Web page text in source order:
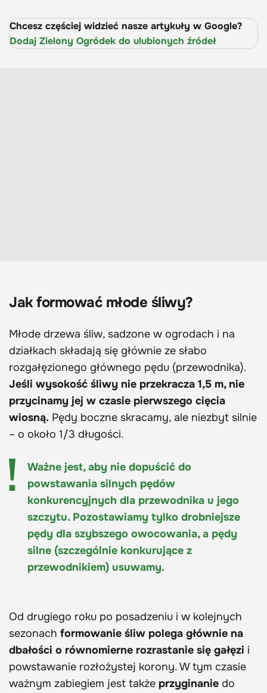
Chcesz częściej widzieć nasze artykuły w Google?
Dodaj Zielony Ogródek do ulubionych źródeł
Jak formować młode śliwy?
Młode drzewa śliw, sadzone w ogrodach i na
działkach składają się głównie ze słabo
rozgałęzionego głównego pędu (przewodnika).
Jeśli wysokość śliwy nie przekracza 1,5 m, nie
przycinamy jej w czasie pierwszego cięcia
wiosną. Pędy boczne skracamy, ale niezbyt silnie
– o około 1/3 długości.
Ważne jest, aby nie dopuścić do
powstawania silnych pędów
konkurencyjnych dla przewodnika u jego
szczytu. Pozostawiamy tylko drobniejsze
pędy dla szybszego owocowania, a pędy
silne (szczególnie konkurujące z
przewodnikiem) usuwamy.
Od drugiego roku po posadzeniu i w kolejnych
sezonach formowanie śliw polega głównie na
dbałości o równomierne rozrastanie się gałęzi i
powstawanie rozłożystej korony. W tym czasie
ważnym zabiegiem jest także przyginanie do